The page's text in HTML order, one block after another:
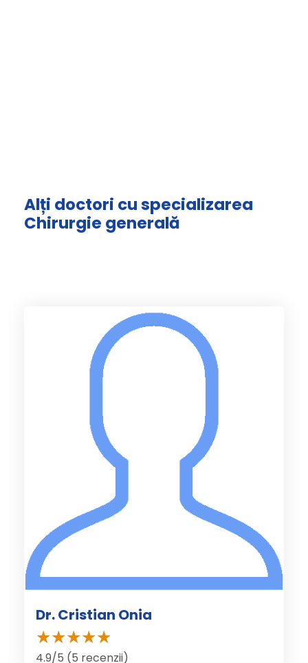
Alți doctori cu specializarea
Chirurgie generală
Dr. Cristian Onia
4.9/5 (5 recenzii)